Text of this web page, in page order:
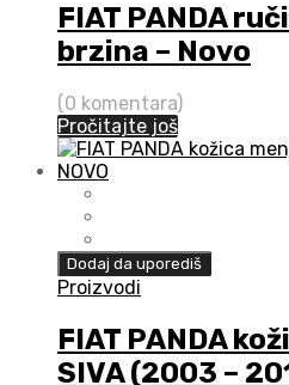
FIAT PANDA
brzina – Novo
(0 komentara)
Pročitajte još
Dodaj da uporediš
Proizvodi
FIAT PANDA
SIVA (2003 –